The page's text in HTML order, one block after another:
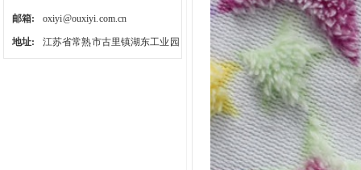
邮箱: oxiyi@ouxiyi.com.cn
地址: 江苏省常熟市古里镇湖东工业园